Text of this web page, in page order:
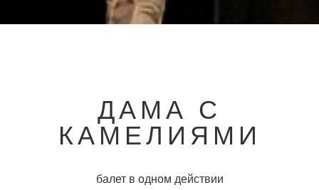
ДАМА С
КАМЕЛИЯМИ
балет в одном действии